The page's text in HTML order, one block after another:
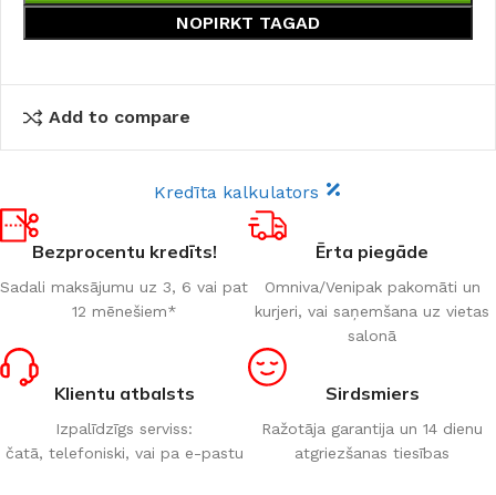
NOPIRKT TAGAD
Add to compare
Kredīta kalkulators
Bezprocentu kredīts!
Sadali maksājumu uz 3, 6 vai pat
12 mēnešiem*
Ērta piegāde
Omniva/Venipak pakomāti un
kurjeri, vai saņemšana uz vietas
salonā
Klientu atbalsts
Izpalīdzīgs serviss:
čatā, telefoniski, vai pa e-pastu
Sirdsmiers
Ražotāja garantija un 14 dienu
atgriezšanas tiesības